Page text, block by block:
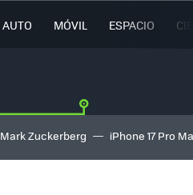
AUTO MÓVIL ESPACIO
Mark Zuckerberg iPhone 17 Pro